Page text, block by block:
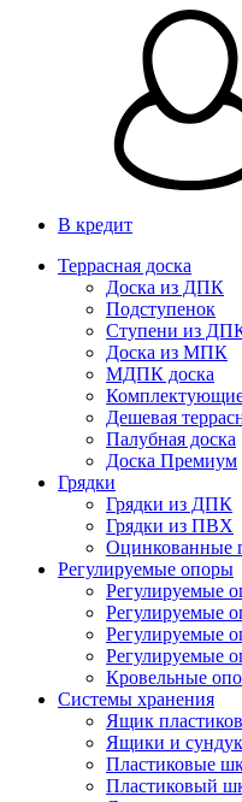
В кредит
Террасная доска
Доска из ДПК
Подступенок
Ступени из
Доска из МПК
МДПК доска
Дешевая
Палубная доска
Доска Премиум
Грядки
Грядки из ДПК
Грядки из ПВХ
Оцинкованные
Регулируемые опоры
Регулируемые
Регулируемые
Регулируемые
Регулируемые
Кровельные
Системы хранения
Ящик
Ящики и
Пластиковые
Пластиковый